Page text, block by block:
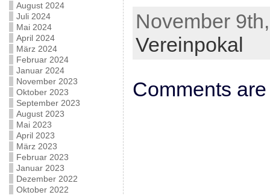
August 2024
Juli 2024
Mai 2024
April 2024
März 2024
Februar 2024
Januar 2024
November 2023
Oktober 2023
September 2023
August 2023
Mai 2023
April 2023
März 2023
Februar 2023
Januar 2023
Dezember 2022
Oktober 2022
November
Vereinpokal
Comments